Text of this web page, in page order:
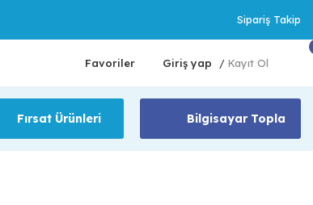
Sipariş Takip
Favoriler Giriş yap / Kayıt Ol
Fırsat Ürünleri Bilgisayar Topla